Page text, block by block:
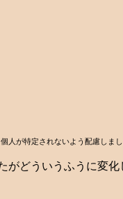
人が特定されないよう配慮しま
がどういうふうに変